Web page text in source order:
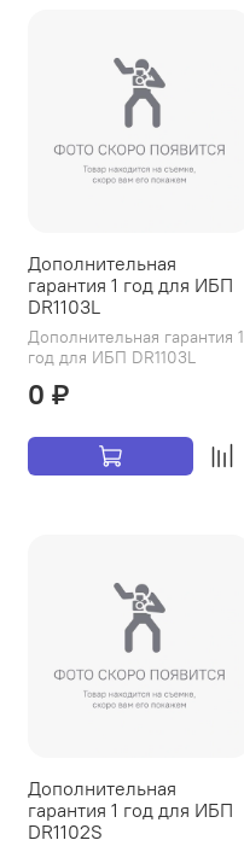
Дополнительная
гарантия 1 год для ИБП
DR1103L
Дополнительная гарантия 1
год для ИБП DR1103L
0 ₽
Дополнительная
гарантия 1 год для ИБП
DR1102S